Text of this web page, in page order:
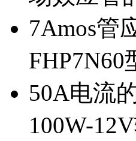
7Amos管
FHP7N60
50A电流
100W-